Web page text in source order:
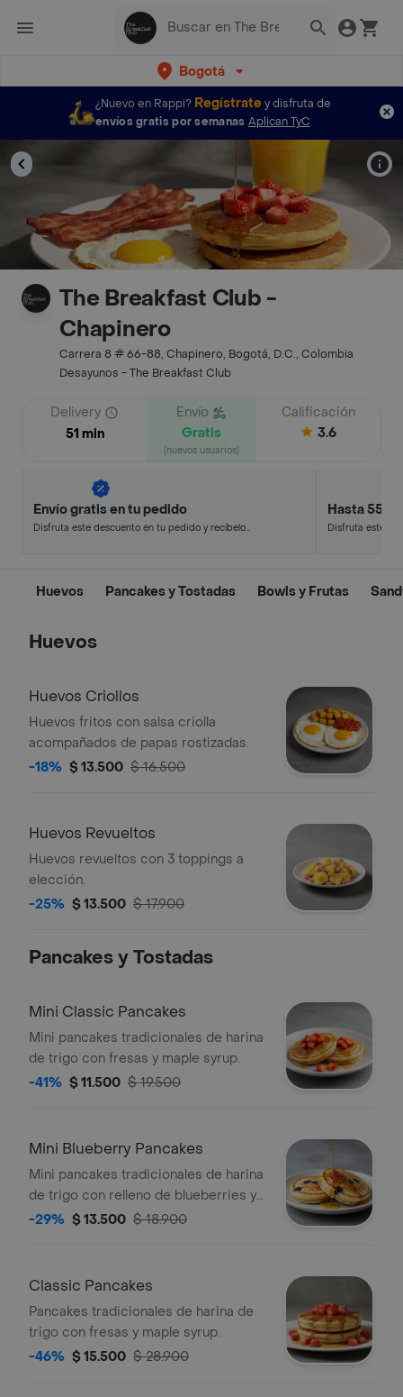
Bogotá
¿Nuevo en Rappi? Regístratey disfruta de
envíos gratis por semanas Aplican TyC
The Breakfast Club -
Chapinero
Carrera 8 # 66-88, Chapinero, Bogotá, D.C., Colombia
Desayunos - The Breakfast Club
Delivery
51 min
Envío
Gratis
(nuevos usuarios)
Calificación
3.6
Envío gratis en tu pedido
Disfruta este descuento en tu pedido y recíbelo
Hasta 55%
Disfruta este
Huevos Pancakes y Tostadas Bowls y Frutas
Huevos
Huevos Criollos
Huevos fritos con salsa criolla
acompañados de papas rostizadas.
-18% $ 13.500 $ 16.500
Huevos Revueltos
Huevos revueltos con 3 toppings a
elección.
-25% $ 13.500 $ 17.900
Pancakes y Tostadas
Mini Classic Pancakes
Mini pancakes tradicionales de harina
de trigo con fresas y maple syrup.
-41% $ 11.500 $ 19.500
Mini Blueberry Pancakes
Mini pancakes tradicionales de harina
de trigo con relleno de blueberries y
maple syrup.
-29% $ 13.500 $ 18.900
Classic Pancakes
Pancakes tradicionales de harina de
trigo con fresas y maple syrup.
-46% $ 15.500 $ 28.900